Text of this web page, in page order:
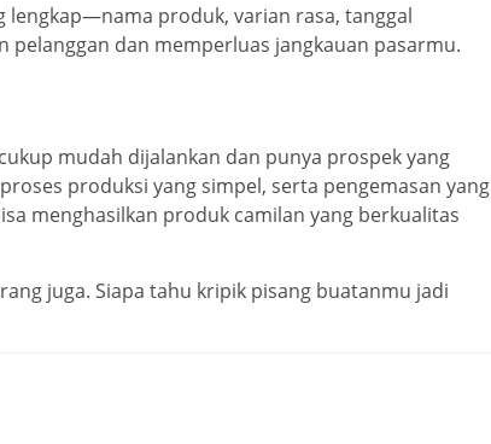
lengkap—nama produk, varian rasa, tanggal
pelanggan dan memperluas jangkauan pasarmu.
mudah dijalankan dan punya prospek yang
produksi yang simpel, serta pengemasan yang
menghasilkan produk camilan yang berkualitas
juga. Siapa tahu kripik pisang buatanmu jadi